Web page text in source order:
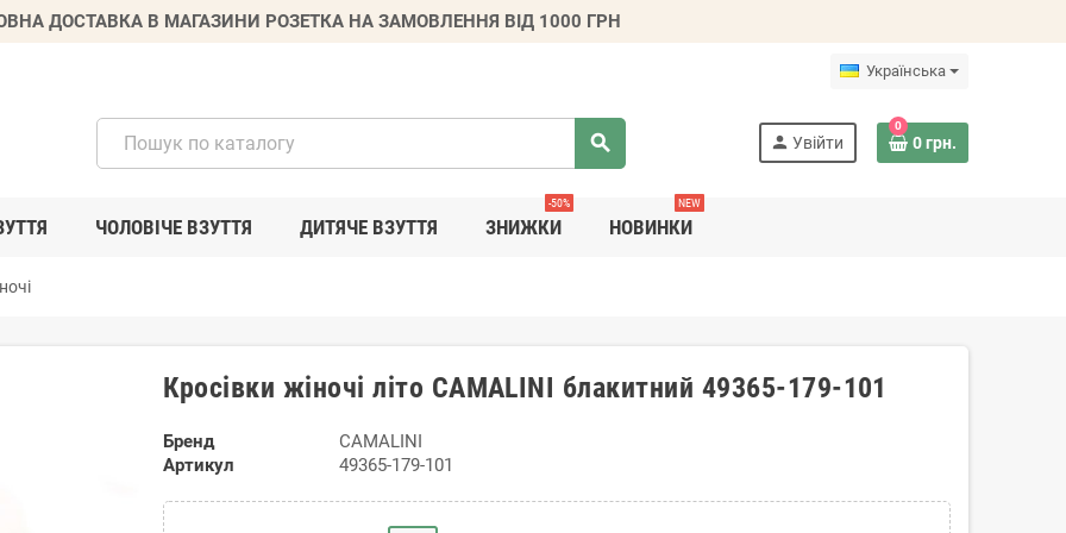
ДОСТАВКА В МАГАЗИНИ РОЗЕТКА НА ЗАМОВЛЕННЯ ВІД 1000 ГРН
Українська
search person Увійти
0
0 грн.
ЧОЛОВІЧЕ ВЗУТТЯ ДИТЯЧЕ ВЗУТТЯ ЗНИЖКИ
-50%
НОВИНКИ
NEW
Кросівки жіночі літо CAMALINI блакитний 49365-179-101
Бренд
CAMALINI
Артикул
49365-179-101